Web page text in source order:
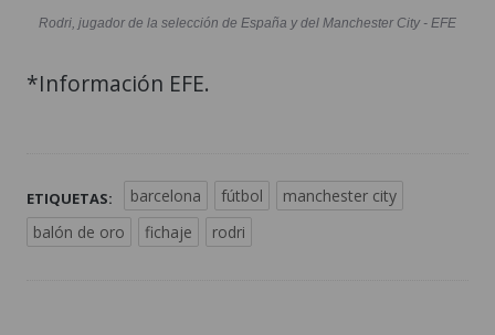
Rodri, jugador de la selección de España y del Manchester City - EFE
*Información EFE.
ETIQUETAS: barcelona fútbol
manchester city
balón de oro
fichaje rodri